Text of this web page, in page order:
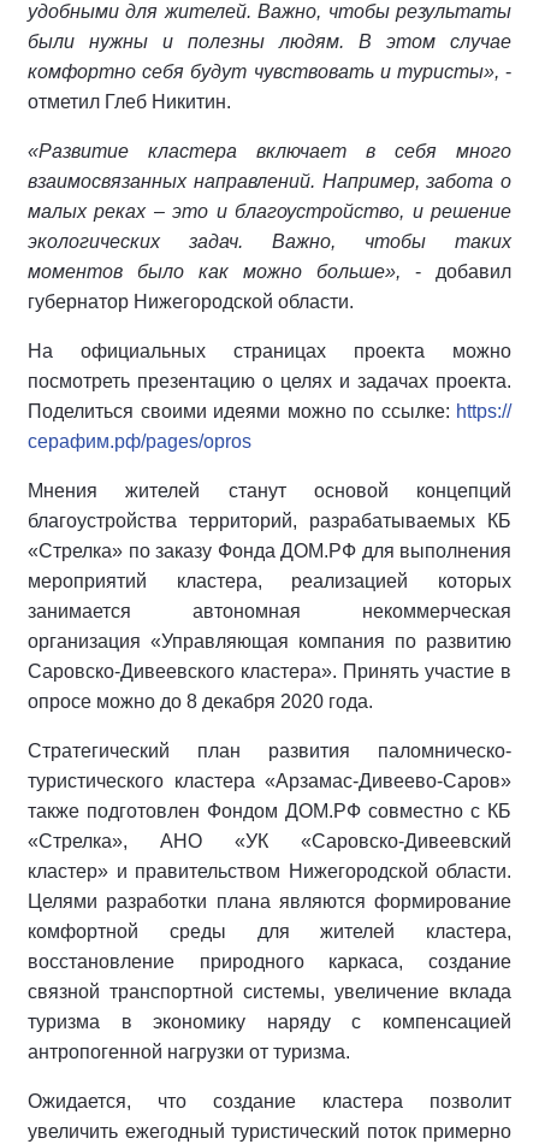
удобными для жителей. Важно, чтобы результаты
были нужны и полезны людям. В этом случае
комфортно себя будут чувствовать и туристы», -
отметил Глеб Никитин.
«Развитие кластера включает в себя много
взаимосвязанных направлений. Например, забота о
малых реках – это и благоустройство, и решение
экологических задач. Важно, чтобы таких
моментов было как можно больше», - добавил
губернатор Нижегородской области.
На официальных страницах проекта можно
посмотреть презентацию о целях и задачах проекта.
Поделиться своими идеями можно по ссылке: https://
серафим.рф/pages/opros
Мнения жителей станут основой концепций
благоустройства территорий, разрабатываемых КБ
«Стрелка» по заказу Фонда ДОМ.РФ для выполнения
мероприятий кластера, реализацией которых
занимается автономная некоммерческая
организация «Управляющая компания по развитию
Саровско-Дивеевского кластера». Принять участие в
опросе можно до 8 декабря 2020 года.
Стратегический план развития паломническо-
туристического кластера «Арзамас-Дивеево-Саров»
также подготовлен Фондом ДОМ.РФ совместно с КБ
«Стрелка», АНО «УК «Саровско-Дивеевский
кластер» и правительством Нижегородской области.
Целями разработки плана являются формирование
комфортной среды для жителей кластера,
восстановление природного каркаса, создание
связной транспортной системы, увеличение вклада
туризма в экономику наряду с компенсацией
антропогенной нагрузки от туризма.
Ожидается, что создание кластера позволит
увеличить ежегодный туристический поток примерно